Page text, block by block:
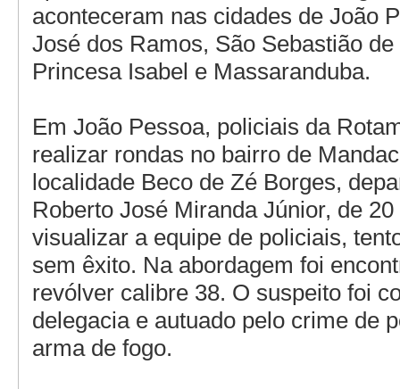
aconteceram nas cidades de João
José dos Ramos, São Sebastião
Princesa Isabel e Massaranduba.
Em João Pessoa, policiais da
realizar rondas no bairro de
localidade Beco de Zé Borges,
Roberto José Miranda Júnior, de
visualizar a equipe de policiais,
sem êxito. Na abordagem foi
revólver calibre 38. O suspeito foi
delegacia e autuado pelo crime de
arma de fogo.